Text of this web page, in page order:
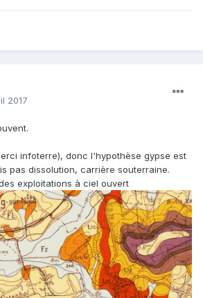
2017
infoterre), donc l'hypothèse gypse est
pas dissolution, carrière souterraine.
exploitations à ciel ouvert